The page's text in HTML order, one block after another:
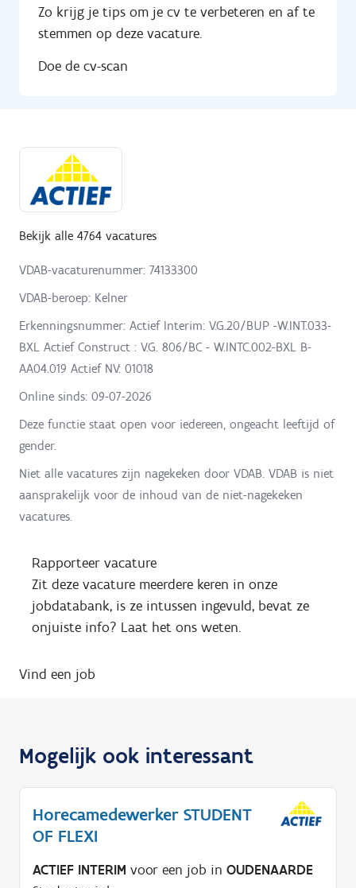
Zo krijg je tips om je cv te verbeteren en af te
stemmen op deze vacature.
Doe de cv-scan
Bekijk alle 4764 vacatures
VDAB-vacaturenummer: 74133300
VDAB-beroep: Kelner
Erkenningsnummer: Actief Interim: V.G.20/BUP -W.INT.033-
BXL Actief Construct : V.G. 806/BC - W.INTC.002-BXL B-
AA04.019 Actief NV: 01018
Online sinds: 09-07-2026
Deze functie staat open voor iedereen, ongeacht leeftijd of
gender.
Niet alle vacatures zijn nagekeken door VDAB. VDAB is niet
aansprakelijk voor de inhoud van de niet-nagekeken
vacatures.
Rapporteer vacature
Zit deze vacature meerdere keren in onze
jobdatabank, is ze intussen ingevuld, bevat ze
onjuiste info? Laat het ons weten.
Vind een job
Mogelijk ook interessant
Horecamedewerker STUDENT
OF FLEXI
ACTIEF INTERIM voor een job in OUDENAARDE